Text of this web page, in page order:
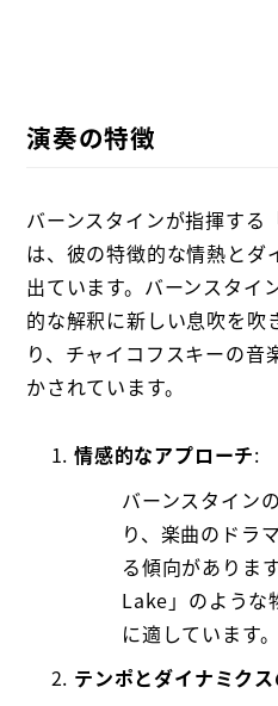
演奏の特徴
バーンスタインが指揮す
は、彼の特徴的な情熱とダ
出ています。バーンスタイ
的な解釈に新しい息吹を吹
り、チャイコフスキーの音
かされています。
情感的なアプローチ:
バーンスタイン
り、楽曲のドラ
る傾向がありま
Lake」のような
に適しています。
テンポとダイナミク